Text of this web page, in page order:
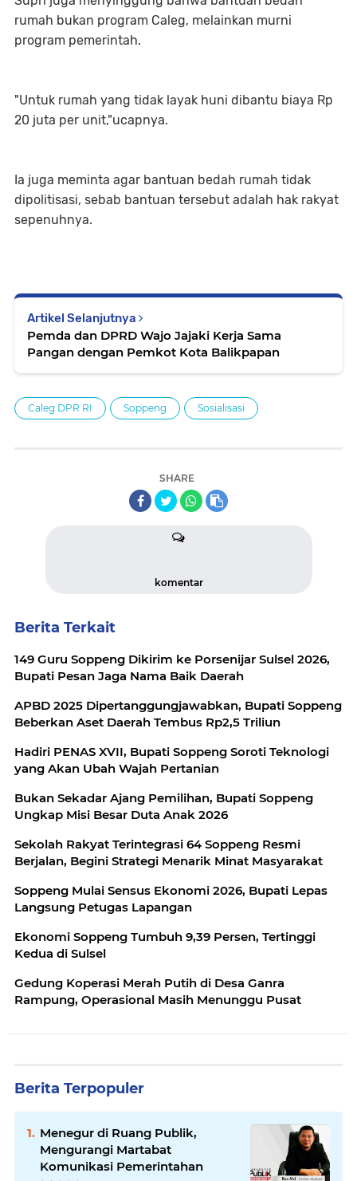
rumah bukan program Caleg, melainkan murni
program pemerintah.
"Untuk rumah yang tidak layak huni dibantu biaya Rp
20 juta per unit,"ucapnya.
Ia juga meminta agar bantuan bedah rumah tidak
dipolitisasi, sebab bantuan tersebut adalah hak rakyat
sepenuhnya.
Artikel Selanjutnya
Pemda dan DPRD Wajo Jajaki Kerja Sama
Pangan dengan Pemkot Kota Balikpapan
Caleg DPR RI Soppeng Sosialisasi
SHARE
komentar
Berita Terkait
149 Guru Soppeng Dikirim ke Porsenijar Sulsel 2026,
Bupati Pesan Jaga Nama Baik Daerah
APBD 2025 Dipertanggungjawabkan, Bupati Soppeng
Beberkan Aset Daerah Tembus Rp2,5 Triliun
Hadiri PENAS XVII, Bupati Soppeng Soroti Teknologi
yang Akan Ubah Wajah Pertanian
Bukan Sekadar Ajang Pemilihan, Bupati Soppeng
Ungkap Misi Besar Duta Anak 2026
Sekolah Rakyat Terintegrasi 64 Soppeng Resmi
Berjalan, Begini Strategi Menarik Minat Masyarakat
Soppeng Mulai Sensus Ekonomi 2026, Bupati Lepas
Langsung Petugas Lapangan
Ekonomi Soppeng Tumbuh 9,39 Persen, Tertinggi
Kedua di Sulsel
Gedung Koperasi Merah Putih di Desa Ganra
Rampung, Operasional Masih Menunggu Pusat
Berita Terpopuler
Menegur di Ruang Publik,
Mengurangi Martabat
Komunikasi Pemerintahan